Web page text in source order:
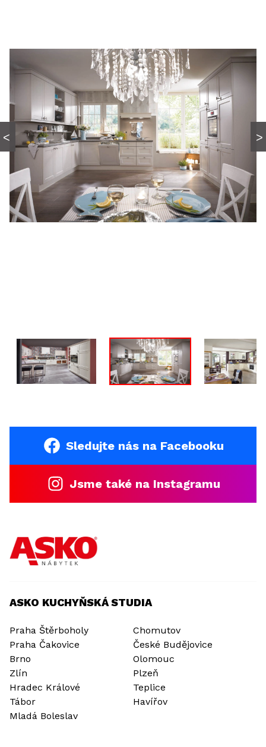
Sledujte nás na Facebooku
Jsme také na Instagramu
ASKO KUCHYŇSKÁ STUDIA
Praha Štěrboholy
Praha Čakovice
Brno
Zlín
Hradec Králové
Tábor
Mladá Boleslav
Chomutov
České Budějovice
Olomouc
Plzeň
Teplice
Havířov